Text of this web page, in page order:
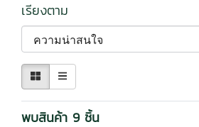
เรียงตาม
พบสินค้า 9 ชิ้น